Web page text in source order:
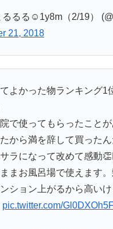
るる☺︎1y8m（2/19）
21, 2018
よかった物ランキング1
で使ってもらったこと
から満を辞して買った
ラになって改めて感動
まお風呂場で使えます
ション上がるから高い
pic.twitter.com/